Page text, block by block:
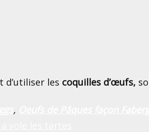
d’utiliser les coquilles d’œufs,
,